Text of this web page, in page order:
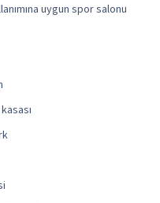
uygun spor salonu